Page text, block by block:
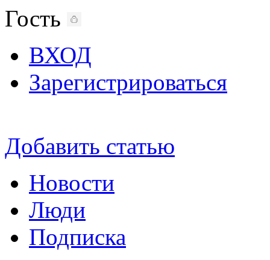
Гость
ВХОД
Зарегистрироваться
Добавить статью
Новости
Люди
Подписка